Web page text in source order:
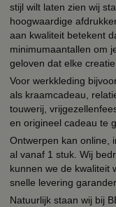
stijl wilt laten zien wij
hoogwaardige
aan kwaliteit betekent
minimumaantallen om
geloven dat elke
Voor werkkleding
als kraamcadeau,
touwerij,
en origineel cadeau te
Ontwerpen kan online,
al vanaf 1 stuk. Wij
kunnen we de kwaliteit
snelle levering
Natuurlijk staan wij bij